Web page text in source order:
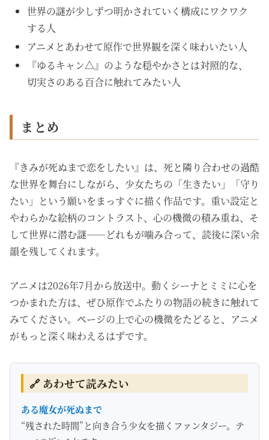
世界の謎が少しずつ明かされていく構成にワクワク
する人
アニメとあわせて原作で世界観を深く味わいたい人
『ゆるキャン△』のような穏やかさとは対照的な、
切実さのある百合に触れてみたい人
まとめ
『きみが死ぬまで恋をしたい』は、死と隣り合わせの過酷
な世界を舞台にしながら、少女たちの「生きたい」「守り
たい」という願いをまっすぐに描く作品です。重い設定と
やわらかな絵柄のコントラスト、心の機微の積み重ね、そ
して世界に潜む謎――どれもが噛み合って、読後に深い余
韻を残してくれます。
アニメは2026年7月から放送中。動くシーナとミミに心を
つかまれた方は、ぜひ原作でふたりの物語の続きに触れて
みてください。ページの上で心の機微をたどると、アニメ
がもっと深く味わえるはずです。
🔗 あわせて読みたい
ある魔女が死ぬまで
“残された時間”と向き合う少女を描くファンタジー。テ